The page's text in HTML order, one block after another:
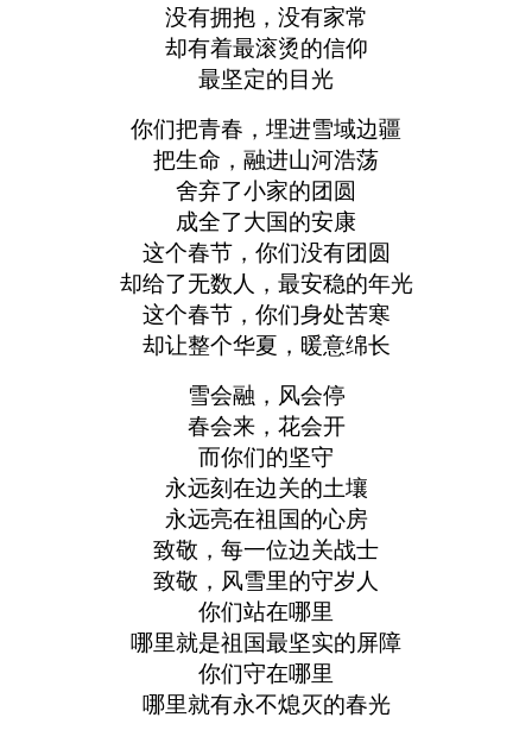
没有拥抱，没有家常
却有着最滚烫的信仰
最坚定的目光
你们把青春，埋进雪域边疆
把生命，融进山河浩荡
舍弃了小家的团圆
成全了大国的安康
这个春节，你们没有团圆
却给了无数人，最安稳的年光
这个春节，你们身处苦寒
却让整个华夏，暖意绵长
雪会融，风会停
春会来，花会开
而你们的坚守
永远刻在边关的土壤
永远亮在祖国的心房
致敬，每一位边关战士
致敬，风雪里的守岁人
你们站在哪里
哪里就是祖国最坚实的屏障
你们守在哪里
哪里就有永不熄灭的春光